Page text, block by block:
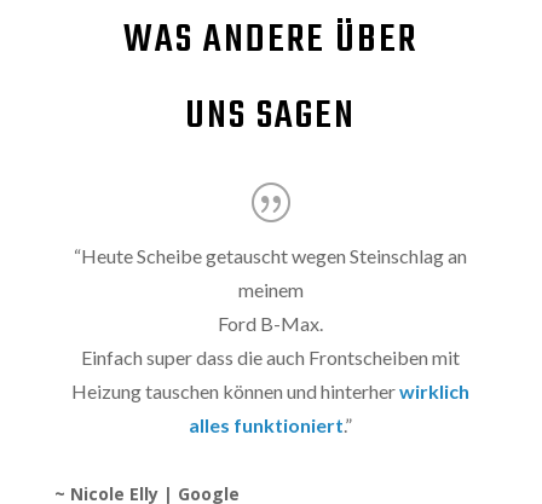
WAS ANDERE ÜBER
UNS SAGEN
“Heute Scheibe getauscht wegen Steinschlag an
meinem
Ford B-Max.
Einfach super dass die auch Frontscheiben mit
Heizung tauschen können und hinterherwirklich
alles funktioniert.”
~ Nicole Elly | Google